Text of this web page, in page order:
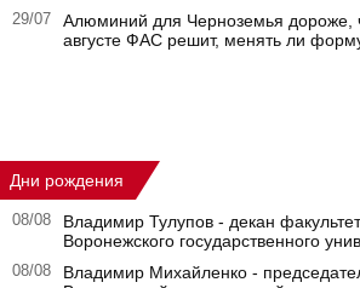
29/07
Алюминий для Черноземья дороже,
августе ФАС решит, менять ли
Дни рождения
08/08
Владимир Тулупов - декан
Воронежского государственного
08/08
Владимир Михайленко -